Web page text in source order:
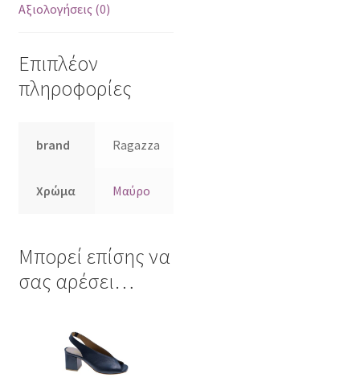
Αξιολογήσεις (0)
Επιπλέον
πληροφορίες
brand Ragazza
Χρώμα Μαύρο
Μπορεί επίσης να
σας αρέσει…
το
προϊόν